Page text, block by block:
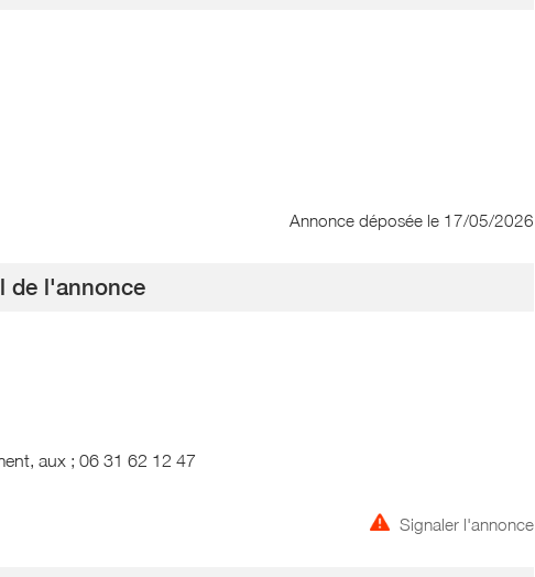
Annonce déposée le 17/05/2026
de l'annonce
aux ; 06 31 62 12 47
Signaler l'annonce